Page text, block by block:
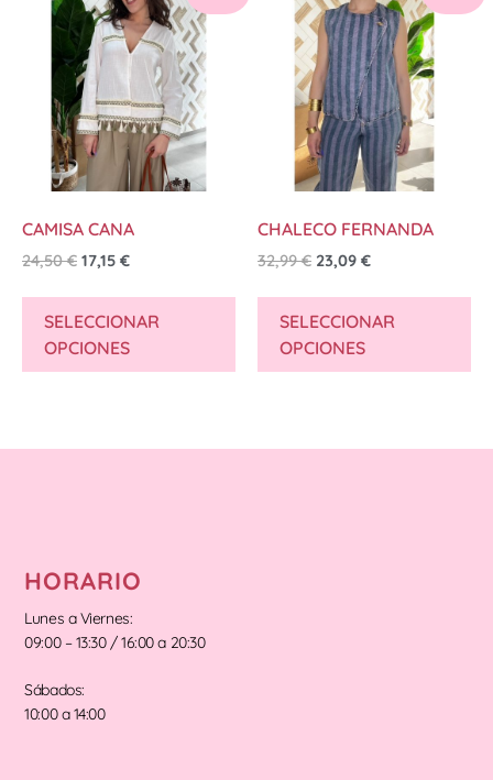
CAMISA CANA
24,50€ 17,15 €
SELECCIONAR
OPCIONES
CHALECO FERNANDA
32,99€ 23,09 €
SELECCIONAR
OPCIONES
HORARIO
Lunes a Viernes:
09:00 – 13:30 / 16:00 a 20:30
Sábados:
10:00 a 14:00